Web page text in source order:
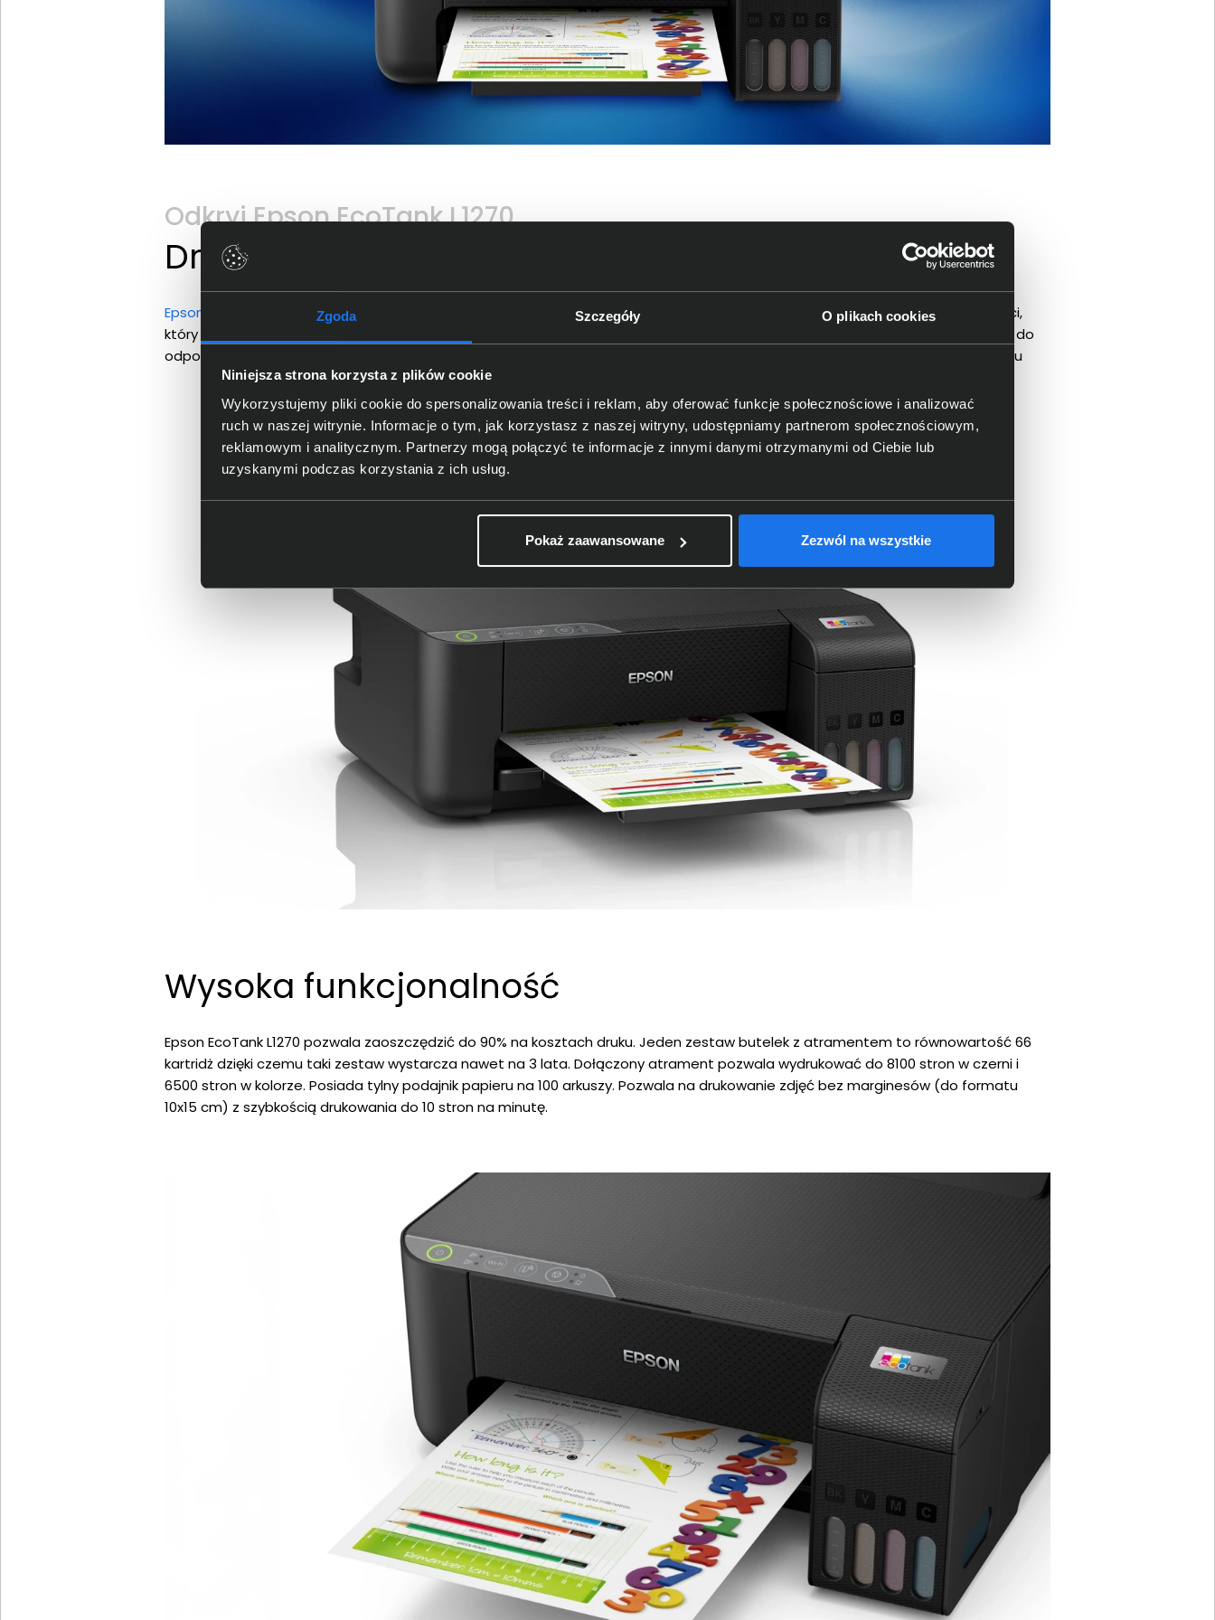
Zgoda Szczegóły O plikach cookies
Niniejsza strona korzysta z plików cookie
Wykorzystujemy pliki cookie do spersonalizowania treści i reklam, aby oferować funkcje społecznościowe i analizować
ruch w naszej witrynie. Informacje o tym, jak korzystasz z naszej witryny, udostępniamy partnerom społecznościowym,
reklamowym i analitycznym. Partnerzy mogą połączyć te informacje z innymi danymi otrzymanymi od Ciebie lub
uzyskanymi podczas korzystania z ich usług.
Pokaż zaawansowane Zezwól na wszystkie
Odkryj Epson EcoTank L1270
Drukarka ze stałym zasilaniem w atrament
Epson EcoTank
L1270 to drukarka ze stałym zasilaniem w atrament EcoTank. Posiada pojemniki na atrament o dużej pojemności,
który można uzupełniać bez bałaganu. Butelki z blokadą zaprojektowano tak, aby dany kolor atramentu można było wlać tylko do
odpowiadającego mu pojemnika. Ponadto key-lock ułatwia napełnianie urządzenia EcoTank i zapewnia przy tym brak bałaganu
Wysoka funkcjonalność
Epson EcoTank L1270 pozwala zaoszczędzić do 90% na kosztach druku. Jeden zestaw butelek z atramentem to równowartość 66
kartridż dzięki czemu taki zestaw wystarcza nawet na 3 lata. Dołączony atrament pozwala wydrukować do 8100 stron w czerni i
6500 stron w kolorze. Posiada tylny podajnik papieru na 100 arkuszy. Pozwala na drukowanie zdjęć bez marginesów (do formatu
10x15 cm) z szybkością drukowania do 10 stron na minutę.